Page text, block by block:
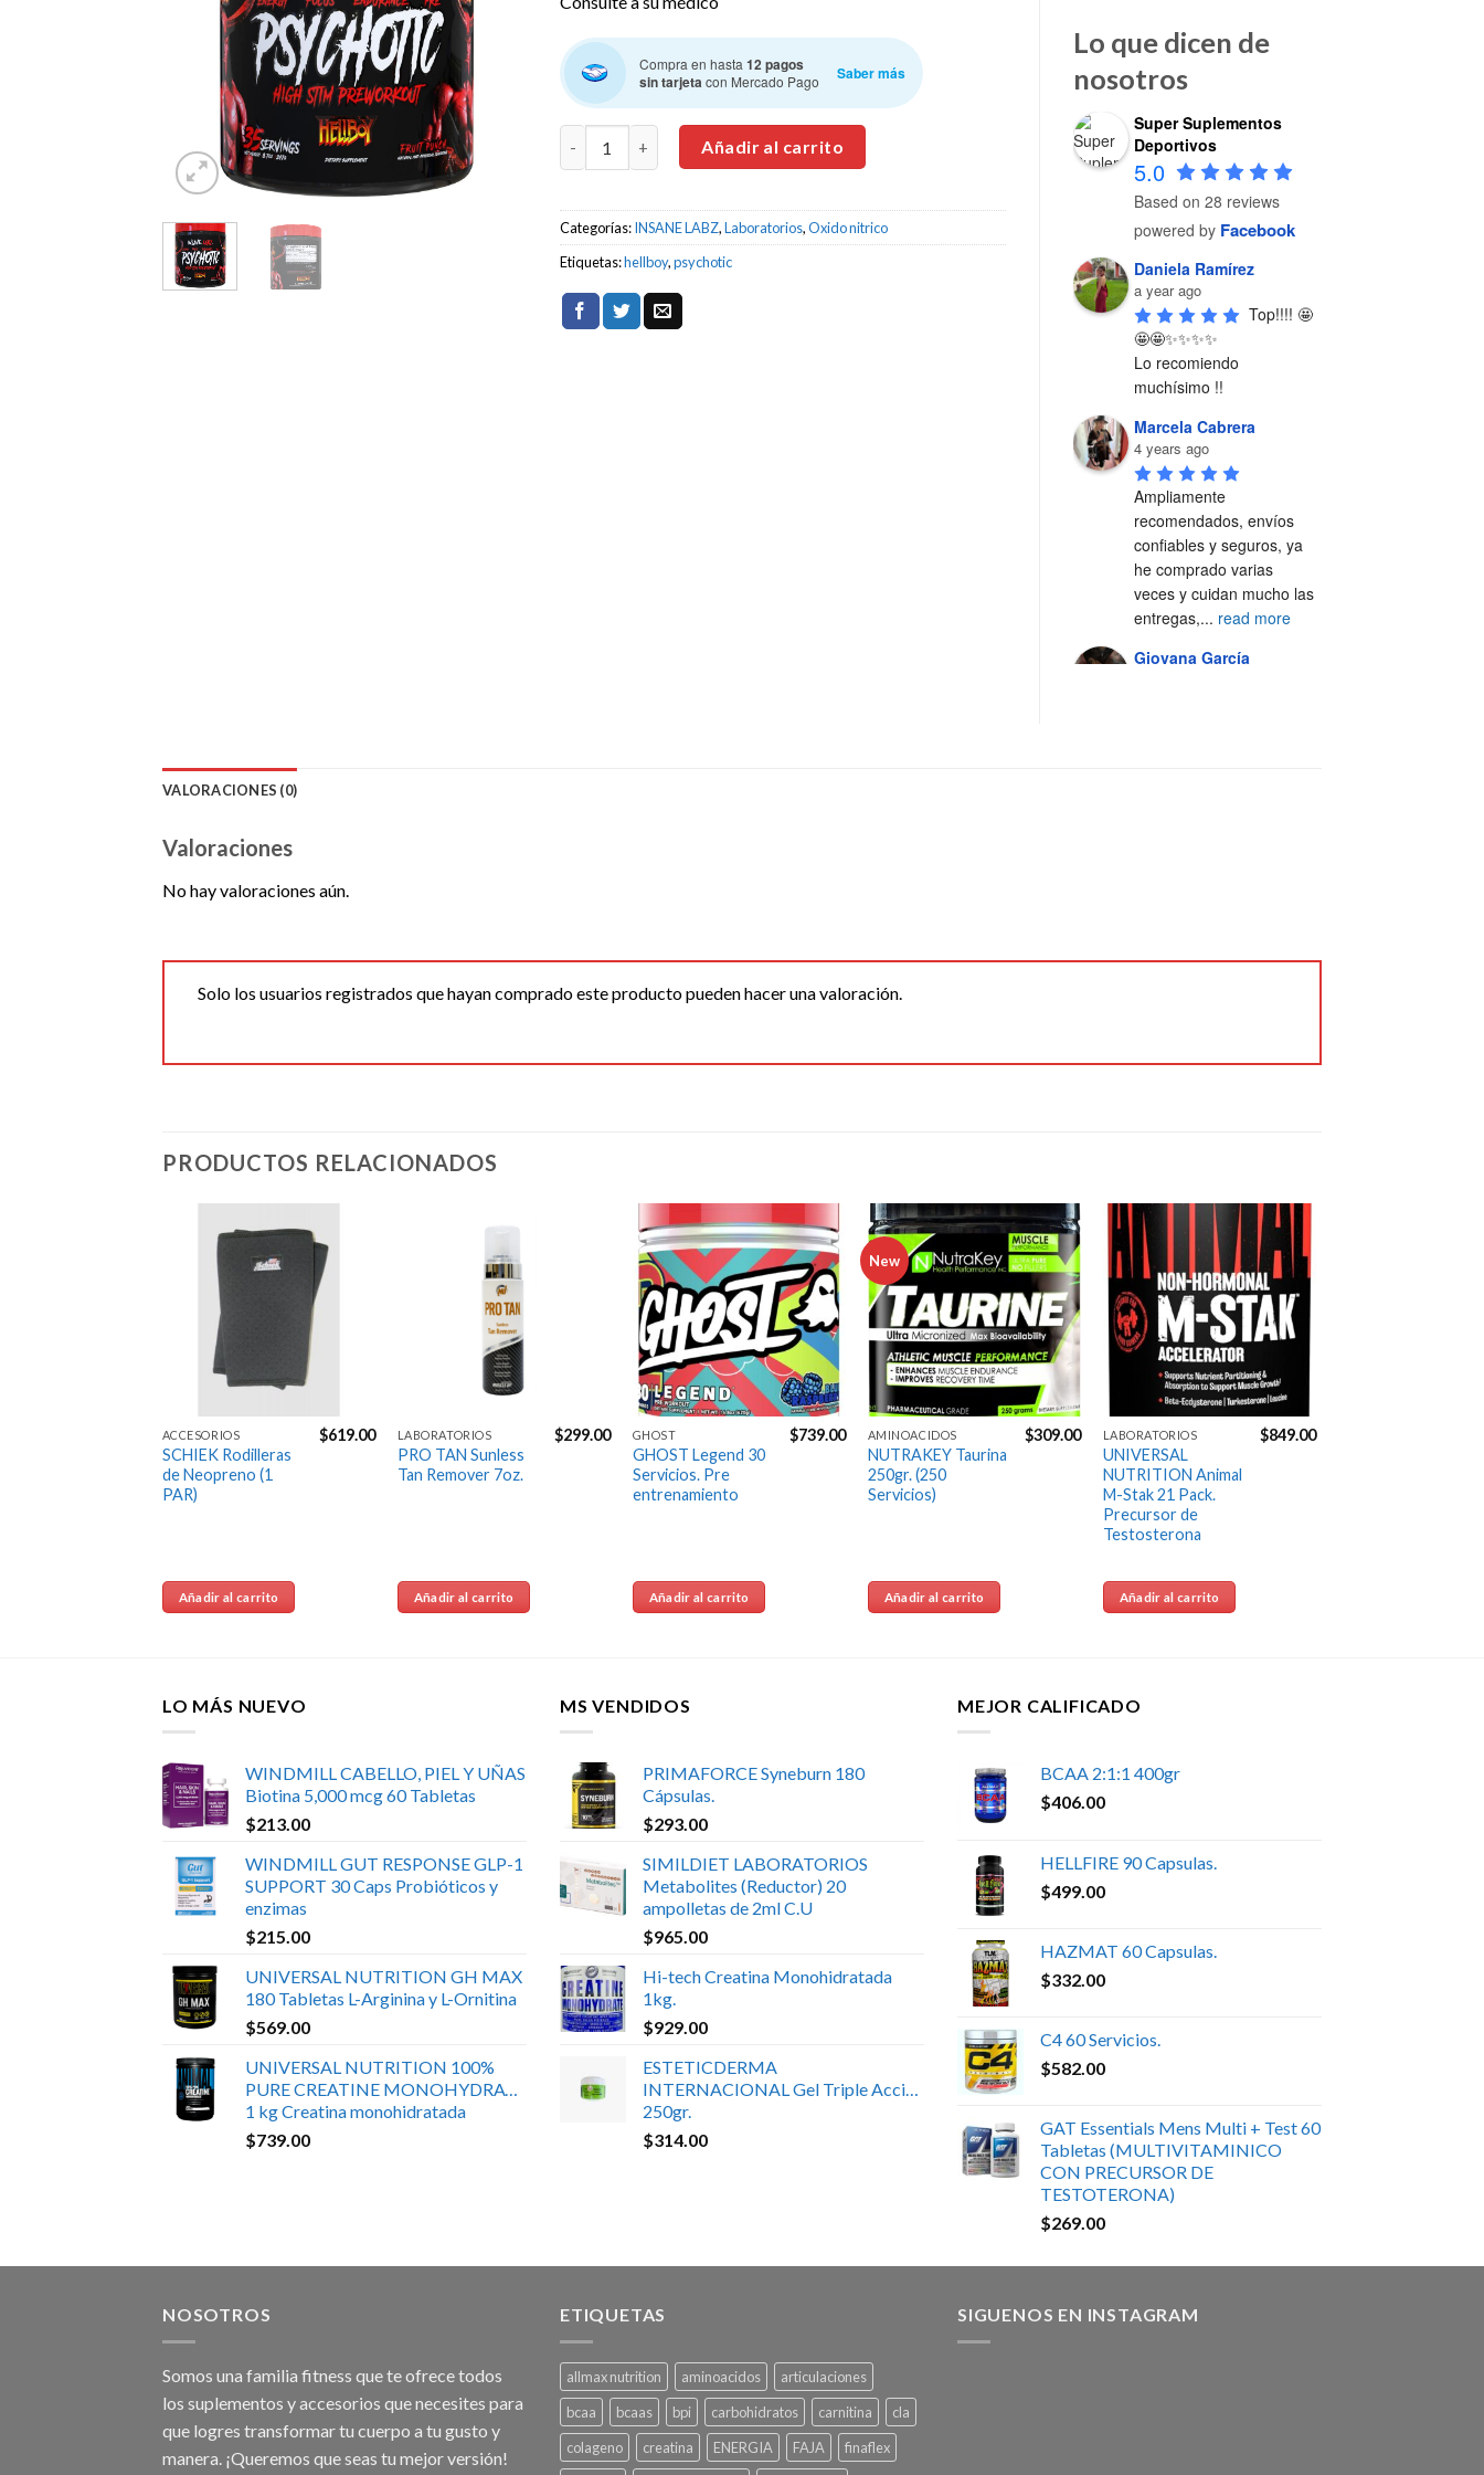
Compra en hasta12 pagos
sin tarjetacon Mercado Pago Saber más
INSANE LABZ Psychotic Hellboy 35 Servicios. Pre entrenamiento cantidad
Añadir al carrito
Categorías:INSANE LABZ,Laboratorios,Oxido nitrico
Etiquetas:hellboy,psychotic
Lo que dicen de
nosotros
Super Suplementos
Deportivos
5.0
Based on 28 reviews
powered by Facebook
Daniela Ramírez
a year ago
Top!!!! 🤩
🤩🤩✨✨✨✨
Lo recomiendo
muchísimo !!
Marcela Cabrera
4 years ago
Ampliamente
recomendados, envíos
confiables y seguros, ya
he comprado varias
veces y cuidan mucho las
entregas,... read more
Giovana García
Los
en tiempo y forma.
recomendable y
confiable.
Excelente servicio!
Gustavo Manrique
6 years ago
Envíos
muy rápidos excelentes
precios y atencion
Next Reviews
VALORACIONES (0)
Valoraciones
No hay valoraciones aún.
Solo los usuarios registrados que hayan comprado este producto pueden hacer una valoración.
PRODUCTOS RELACIONADOS
Agregar
Lista de
deseos
ACCESORIOS
SCHIEK Rodilleras
de Neopreno (1
PAR)
$619.00
Añadir al carrito
LABORATORIOS
PRO TAN Sunless
Tan Remover 7oz.
$299.00
Añadir al carrito
Agregar
a la
Lista de
deseos
GHOST
GHOST Legend 30
Servicios. Pre
entrenamiento
$739.00
Añadir al carrito
New
Agregar
a la
Lista de
deseos
AMINOACIDOS
NUTRAKEY Taurina
250gr. (250
Servicios)
$309.00
Añadir al carrito
Agregar
a la
Lista de
deseos
LABORATORIOS
UNIVERSAL
NUTRITION Animal
M-Stak 21 Pack.
Precursor de
Testosterona
$849.00
Añadir al carrito
LO MÁS NUEVO
WINDMILL CABELLO, PIEL Y UÑAS
Biotina 5,000 mcg 60 Tabletas
$213.00
WINDMILL GUT RESPONSE GLP-1
SUPPORT 30 Caps Probióticos y
enzimas
$215.00
UNIVERSAL NUTRITION GH MAX
180 Tabletas L-Arginina y L-Ornitina
$569.00
UNIVERSAL NUTRITION 100%
PURE CREATINE MONOHYDRATE
1 kg Creatina monohidratada
$739.00
MS VENDIDOS
PRIMAFORCE Syneburn 180
Cápsulas.
$293.00
SIMILDIET LABORATORIOS
Metabolites (Reductor) 20
ampolletas de 2ml C.U
$965.00
Hi-tech Creatina Monohidratada
1kg.
$929.00
ESTETICDERMA
INTERNACIONAL Gel Triple Acción
250gr.
$314.00
MEJOR CALIFICADO
BCAA 2:1:1 400gr
$406.00
HELLFIRE 90 Capsulas.
$499.00
HAZMAT 60 Capsulas.
$332.00
C4 60 Servicios.
$582.00
GAT Essentials Mens Multi + Test 60
Tabletas (MULTIVITAMINICO
CON PRECURSOR DE
TESTOTERONA)
$269.00
NOSOTROS
Somos una familia fitness que te ofrece todos
los suplementos y accesorios que necesites para
que logres transformar tu cuerpo a tu gusto y
manera. ¡Queremos que seas tu mejor versión!
ETIQUETAS
allmax nutrition aminoacidos
articulaciones
bcaa
bcaas bpi carbohidratos carnitina
cla
colageno
creatina ENERGIA FAJA
finaflex
SIGUENOS EN INSTAGRAM